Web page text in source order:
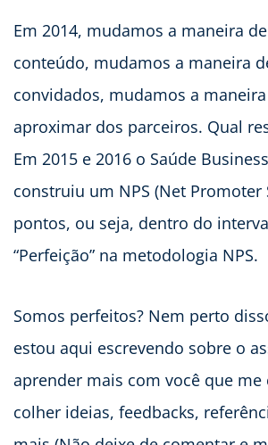
Em 2014, mudamos a maneira
conteúdo, mudamos a maneira
convidados, mudamos a
aproximar dos parceiros. Qual
Em 2015 e 2016 o Saúde
construiu um NPS (Net Promoter
pontos, ou seja, dentro do
“Perfeição” na metodologia NPS.
Somos perfeitos? Nem perto
estou aqui escrevendo sobre o
aprender mais com você que me
colher ideias, feedbacks,